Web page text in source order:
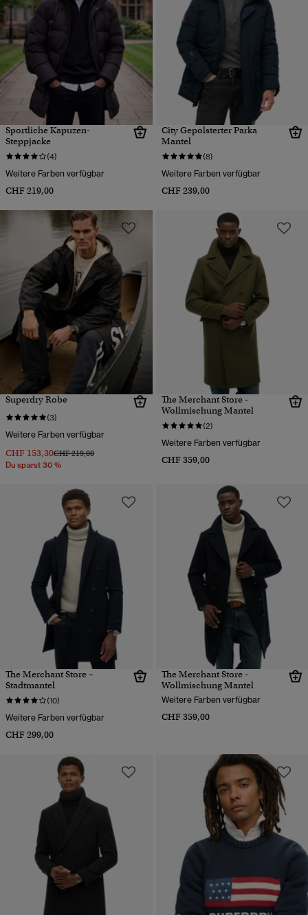
Sportliche Kapuzen-
Steppjacke
(4)
Weitere Farben verfügbar
CHF 219,00
City Gepolsterter Parka
Mantel
(8)
Weitere Farben verfügbar
CHF 239,00
Superdry Robe
(3)
Weitere Farben verfügbar
CHF 153,30Preis wurde reduziert von
CHF 219,00bis
Du sparst 30 %
The Merchant Store -
Wollmischung Mantel
(2)
Weitere Farben verfügbar
CHF 359,00
The Merchant Store –
Stadtmantel
(10)
Weitere Farben verfügbar
CHF 299,00
The Merchant Store -
Wollmischung Mantel
Weitere Farben verfügbar
CHF 359,00